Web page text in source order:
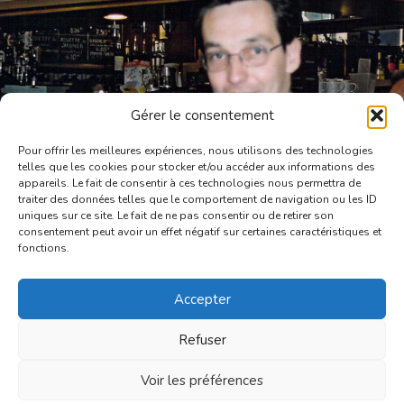
Gérer le consentement
Pour offrir les meilleures expériences, nous utilisons des technologies
telles que les cookies pour stocker et/ou accéder aux informations des
appareils. Le fait de consentir à ces technologies nous permettra de
traiter des données telles que le comportement de navigation ou les ID
uniques sur ce site. Le fait de ne pas consentir ou de retirer son
consentement peut avoir un effet négatif sur certaines caractéristiques et
fonctions.
Accepter
Refuser
Voir les préférences
P. CORDESSE
« Le Bistrot à Vin »
Défense 92